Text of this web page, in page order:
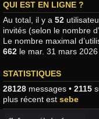
QUI EST EN LIGNE ?
Au total, il y a 52
invités (selon le nombre
Le nombre maximal
662 le mar. 31 mars
STATISTIQUES
28128 messages • 2115
plus récent est sebe